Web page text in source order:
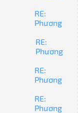
RE:
Phương
RE:
Phương
RE:
Phương
RE:
Phương